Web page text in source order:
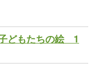
どもたちの絵 1